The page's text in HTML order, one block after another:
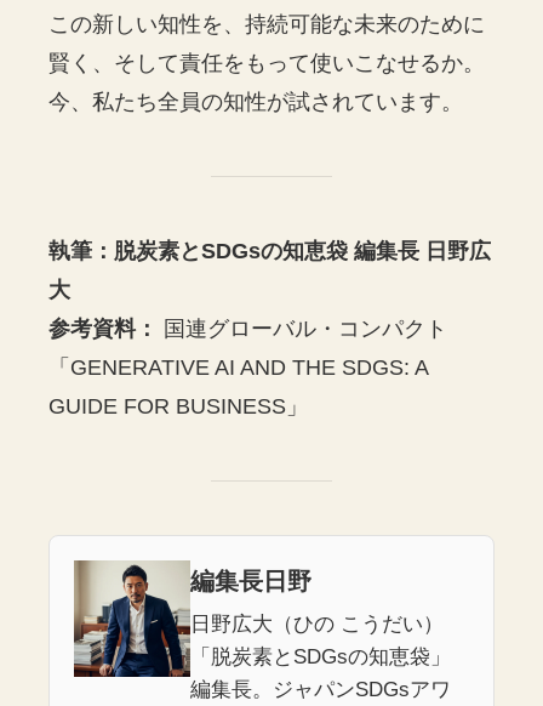
この新しい知性を、持続可能な未来のために
賢く、そして責任をもって使いこなせるか。
今、私たち全員の知性が試されています。
執筆：脱炭素とSDGsの知恵袋 編集長 日野広
大
参考資料：
国連グローバル・コンパクト
「GENERATIVE AI AND THE SDGS: A
GUIDE FOR BUSINESS」
編集長日野
日野広大（ひの こうだい）
「脱炭素とSDGsの知恵袋」
編集長。ジャパンSDGsアワ